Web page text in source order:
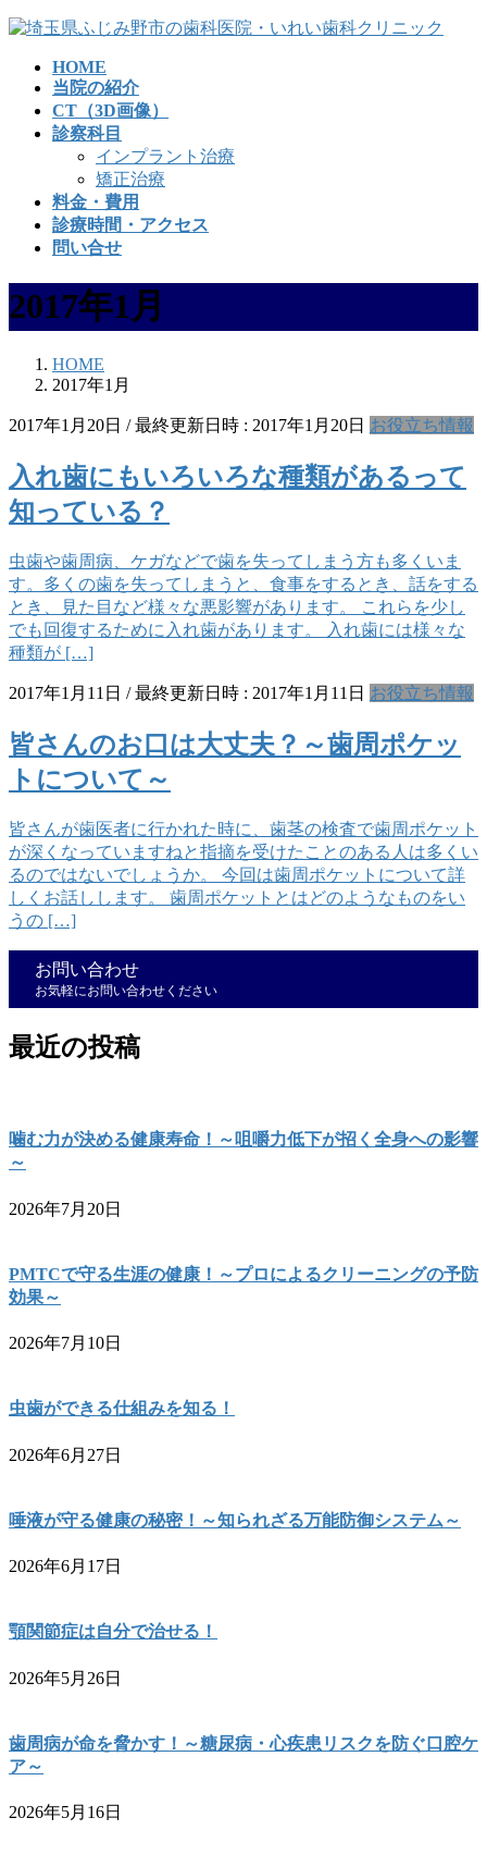
コ
ナ
HOME
当院の紹介
CT（3D画像）
診察科目
インプラント治療
矯正治療
料金・費用
診療時間・アクセス
問い合せ
2017年1月
HOME
2017年1月
2017年1月20日 / 最終更新日時 : 2017年1月20日 お役立ち情報
入れ歯にもいろいろな種類があるって
知っている？
虫歯や歯周病、ケガなどで歯を失ってしまう方も多くいま
す。多くの歯を失ってしまうと、食事をするとき、話をする
とき、見た目など様々な悪影響があります。 これらを少し
でも回復するために入れ歯があります。 入れ歯には様々な
種類が […]
2017年1月11日 / 最終更新日時 : 2017年1月11日 お役立ち情報
皆さんのお口は大丈夫？～歯周ポケッ
トについて～
皆さんが歯医者に行かれた時に、歯茎の検査で歯周ポケット
が深くなっていますねと指摘を受けたことのある人は多くい
るのではないでしょうか。 今回は歯周ポケットについて詳
しくお話しします。 歯周ポケットとはどのようなものをい
うの […]
お問い合わせ
お気軽にお問い合わせください
最近の投稿
噛む力が決める健康寿命！～咀嚼力低下が招く全身への影響
～
2026年7月20日
PMTCで守る生涯の健康！～プロによるクリーニングの予防
効果～
2026年7月10日
虫歯ができる仕組みを知る！
2026年6月27日
唾液が守る健康の秘密！～知られざる万能防御システム～
2026年6月17日
顎関節症は自分で治せる！
2026年5月26日
歯周病が命を脅かす！～糖尿病・心疾患リスクを防ぐ口腔ケ
ア～
2026年5月16日